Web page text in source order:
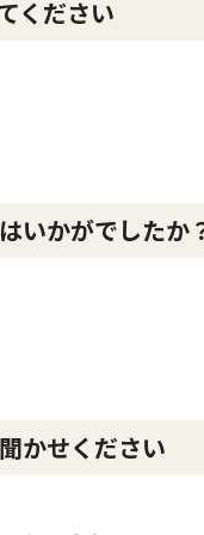
ください
いかがでしたか
かせください